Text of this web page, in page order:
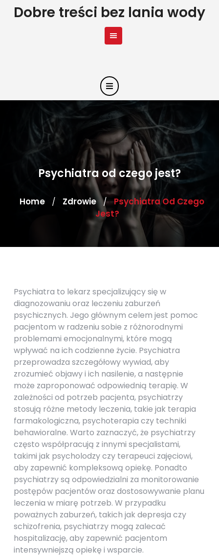
SkipDobre treści bez lania wody
Psychiatra od czego jest?
Home / Zdrowie / Psychiatra Od Czego
Jest?
Psychiatra to lekarz specjalizujący się w
diagnozowaniu oraz leczeniu zaburzeń
psychicznych. Jego głównym celem jest pomoc
pacjentom w radzeniu sobie z różnorodnymi
problemami emocjonalnymi, które mogą
wpływać na ich codzienne życie. Psychiatra
przeprowadza szczegółowy wywiad, aby
zrozumieć objawy i ich nasilenie, a następnie
może zaproponować odpowiednią terapię. W
zależności od potrzeb pacjenta, psychiatrzy
stosują różne metody leczenia, takie jak terapia
farmakologiczna, psychoterapia czy techniki
behawioralne. Warto zaznaczyć, że psychiatrzy
często współpracują z innymi specjalistami,
takimi jak psycholodzy czy terapeuci zajęciowi,
aby zapewnić kompleksową opiekę. Ponadto
psychiatrzy są odpowiedzialni za monitorowanie
postępów pacjentów oraz dostosowywanie planu
leczenia w miarę potrzeb. W przypadku
poważnych zaburzeń, takich jak depresja czy
schizofrenia, psychiatrzy mogą zalecać
hospitalizację, aby zapewnić pacjentom
intensywniejszą opiekę i wsparcie.